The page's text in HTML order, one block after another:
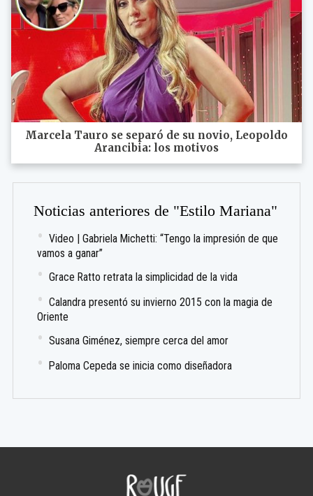
Marcela Tauro se separó de su novio, Leopoldo
Arancibia: los motivos
Noticias anteriores de "Estilo Mariana"
Video | Gabriela Michetti: “Tengo la impresión de que
vamos a ganar”
Grace Ratto retrata la simplicidad de la vida
Calandra presentó su invierno 2015 con la magia de
Oriente
Susana Giménez, siempre cerca del amor
Paloma Cepeda se inicia como diseñadora